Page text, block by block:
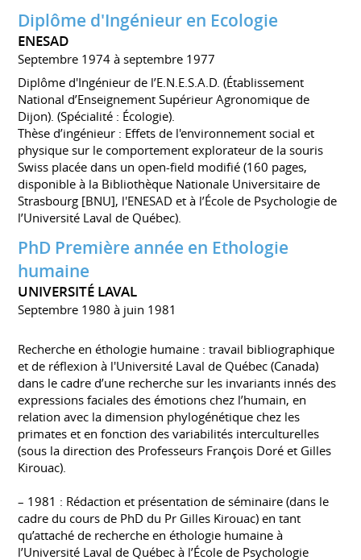
Diplôme d'Ingénieur en Ecologie
ENESAD
Septembre 1974 à septembre 1977
Diplôme d'Ingénieur de l’E.N.E.S.A.D. (Établissement
National d’Enseignement Supérieur Agronomique de
Dijon). (Spécialité : Écologie).
Thèse d’ingénieur : Effets de l'environnement social et
physique sur le comportement explorateur de la souris
Swiss placée dans un open-field modifié (160 pages,
disponible à la Bibliothèque Nationale Universitaire de
Strasbourg [BNU], l'ENESAD et à l’École de Psychologie de
l’Université Laval de Québec).
PhD Première année en Ethologie
humaine
UNIVERSITÉ LAVAL
Septembre 1980 à juin 1981
Recherche en éthologie humaine : travail bibliographique
et de réflexion à l'Université Laval de Québec (Canada)
dans le cadre d’une recherche sur les invariants innés des
expressions faciales des émotions chez l’humain, en
relation avec la dimension phylogénétique chez les
primates et en fonction des variabilités interculturelles
(sous la direction des Professeurs François Doré et Gilles
Kirouac).
– 1981 : Rédaction et présentation de séminaire (dans le
cadre du cours de PhD du Pr Gilles Kirouac) en tant
qu’attaché de recherche en éthologie humaine à
l’Université Laval de Québec à l’École de Psychologie